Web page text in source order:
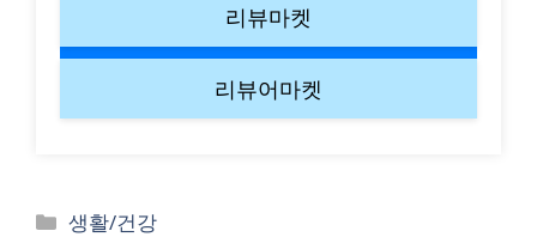
리뷰마켓
리뷰어마켓
Categories
생활/건강